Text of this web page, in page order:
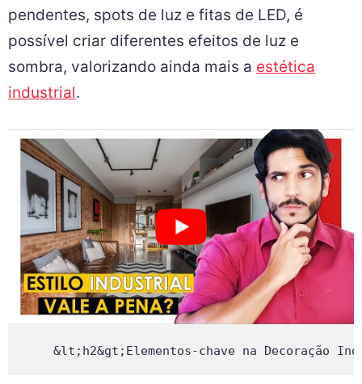
pendentes, spots de luz e fitas de LED, é
possível criar diferentes efeitos de luz e
sombra, valorizando ainda mais a estética
industrial.